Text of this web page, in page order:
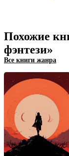
Похожие
фэнтези»
Все книги жанра